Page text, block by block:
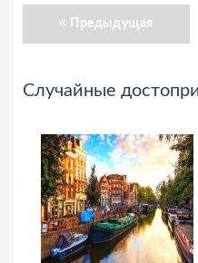
Предыдущая
Случайные